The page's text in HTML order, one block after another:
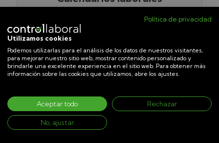
Gestiona turnos, vacaciones, festivos,
incidencias y absentismos desde un único
calendario.
📄
Política de privacidad
Utilizamos cookies
Podemos utilizarlas para el análisis de los datos de nuestros visitantes,
para mejorar nuestro sitio web, mostrar contenido personalizado y
brindarle una excelente experiencia en el sitio web. Para obtener más
información sobre las cookies que utilizamos, abre los ajustes.
Aceptar todo Rechazar
No, ajustar